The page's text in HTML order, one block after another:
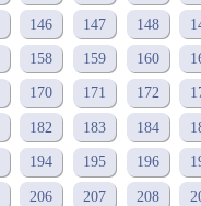
146 147 148
158 159 160
170 171 172
182 183 184
194 195 196
206 207 208